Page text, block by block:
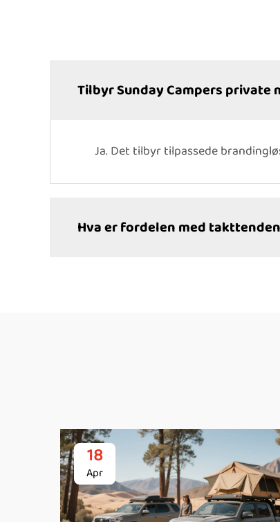
Tilbyr Sunday Campers
Ja. Det tilbyr tilpassede
Hva er fordelen med
18
Apr